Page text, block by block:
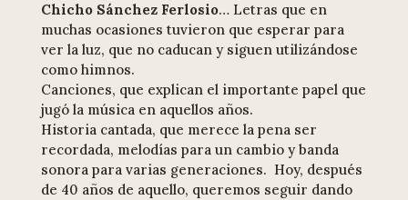
Chicho Sánchez Ferlosio… Letras que en
muchas ocasiones tuvieron que esperar para
ver la luz, que no caducan y siguen utilizándose
como himnos.
Canciones, que explican el importante papel que
jugó la música en aquellos años.
Historia cantada, que merece la pena ser
recordada, melodías para un cambio y banda
sonora para varias generaciones. Hoy, después
de 40 años de aquello, queremos seguir dando